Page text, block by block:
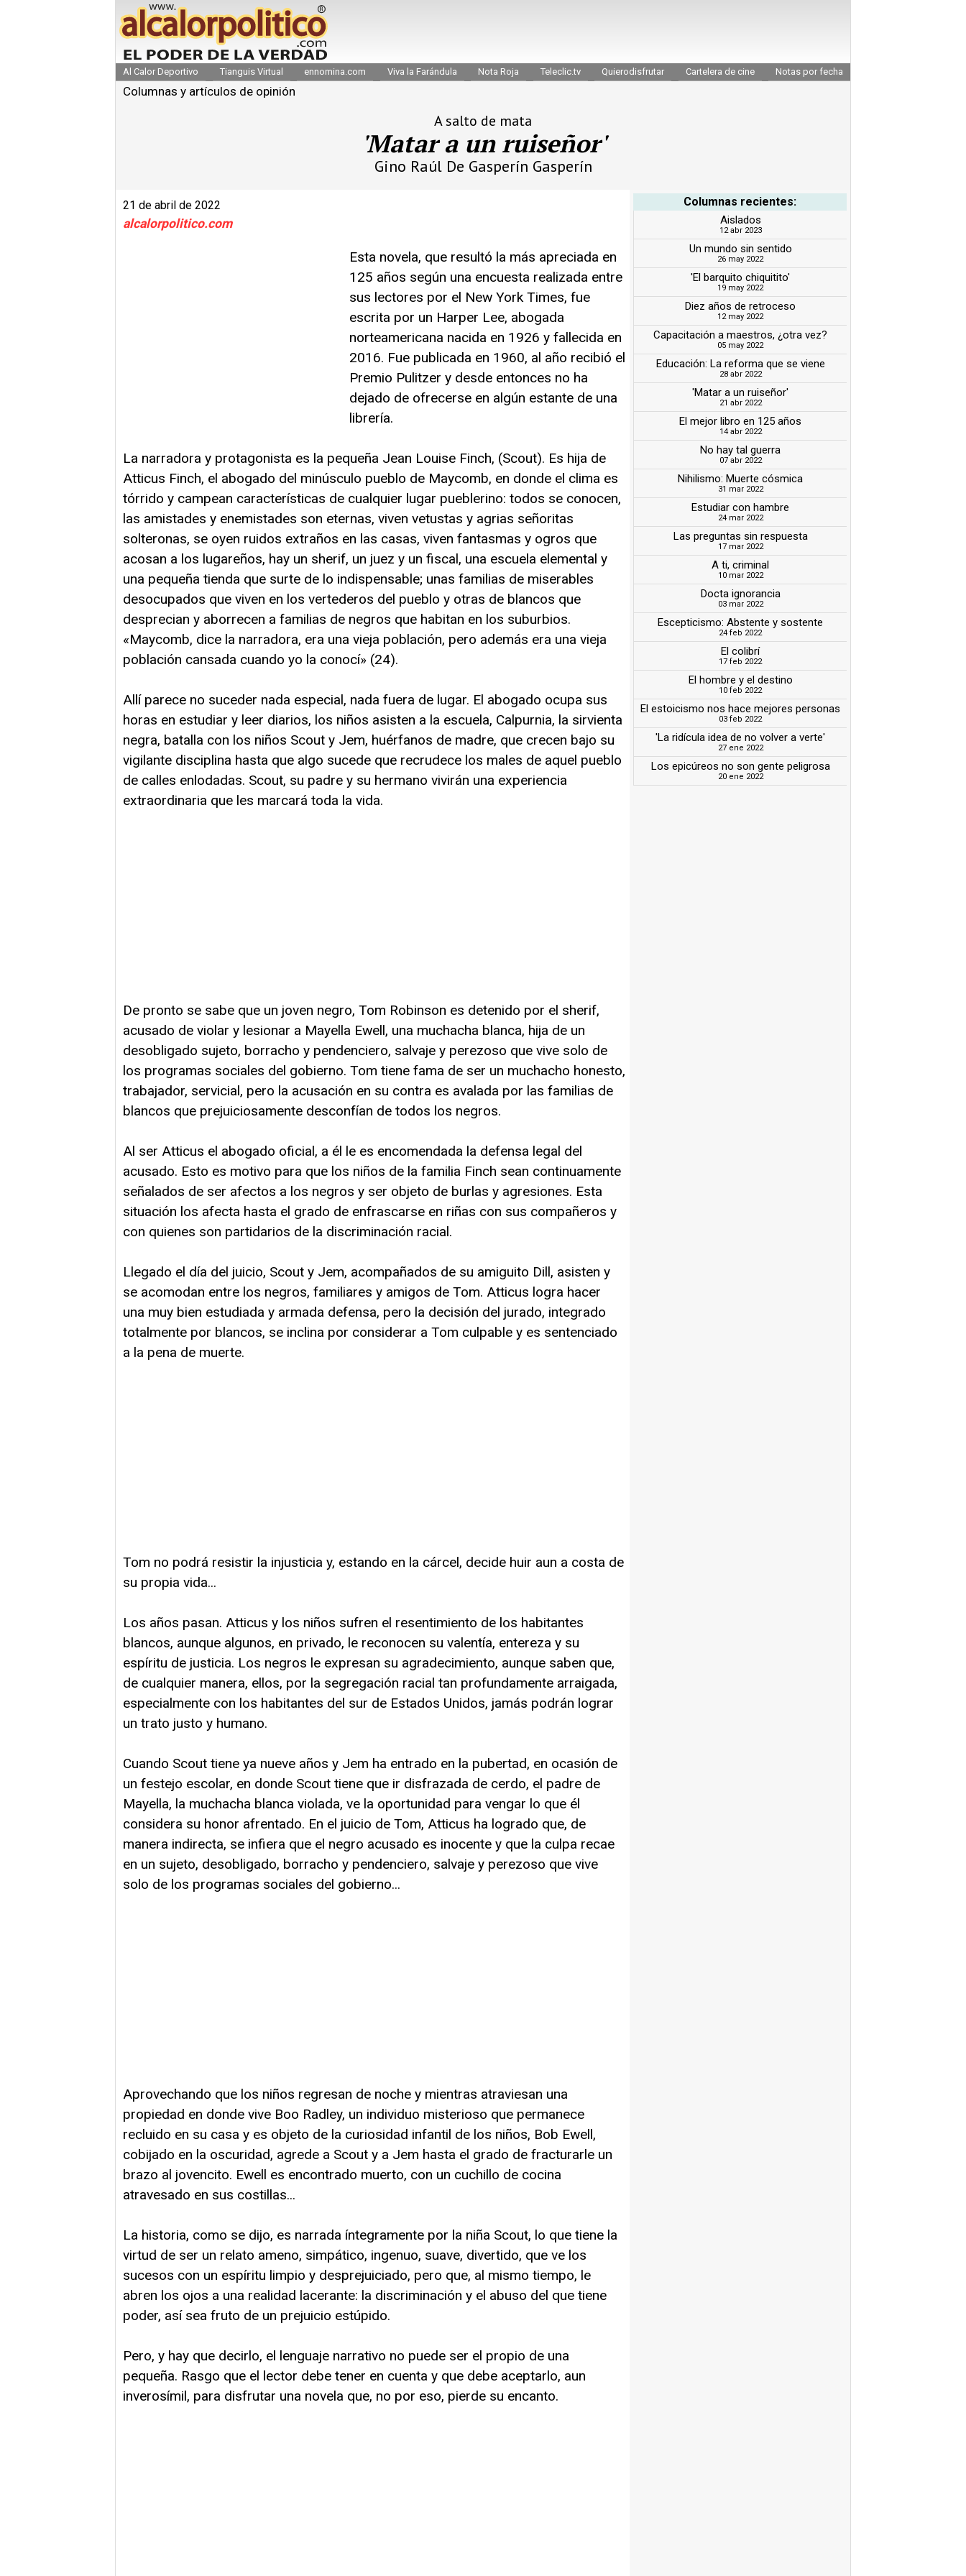
Al Calor Deportivo Tianguis Virtual ennomina.com Viva la Farándula Nota Roja Teleclic.tv Quierodisfrutar Cartelera de cine Notas por fecha
Columnas y artículos de opinión
A salto de mata
'Matar a un ruiseñor'
Gino Raúl De Gasperín Gasperín
21 de abril de 2022
alcalorpolitico.com
Esta novela, que resultó la más apreciada en
125 años según una encuesta realizada entre
sus lectores por el New York Times, fue
escrita por un Harper Lee, abogada
norteamericana nacida en 1926 y fallecida en
2016. Fue publicada en 1960, al año recibió el
Premio Pulitzer y desde entonces no ha
dejado de ofrecerse en algún estante de una
librería.
La narradora y protagonista es la pequeña Jean Louise Finch, (Scout). Es hija de
Atticus Finch, el abogado del minúsculo pueblo de Maycomb, en donde el clima es
tórrido y campean características de cualquier lugar pueblerino: todos se conocen,
las amistades y enemistades son eternas, viven vetustas y agrias señoritas
solteronas, se oyen ruidos extraños en las casas, viven fantasmas y ogros que
acosan a los lugareños, hay un sherif, un juez y un fiscal, una escuela elemental y
una pequeña tienda que surte de lo indispensable; unas familias de miserables
desocupados que viven en los vertederos del pueblo y otras de blancos que
desprecian y aborrecen a familias de negros que habitan en los suburbios.
«Maycomb, dice la narradora, era una vieja población, pero además era una vieja
población cansada cuando yo la conocí» (24).
Allí parece no suceder nada especial, nada fuera de lugar. El abogado ocupa sus
horas en estudiar y leer diarios, los niños asisten a la escuela, Calpurnia, la sirvienta
negra, batalla con los niños Scout y Jem, huérfanos de madre, que crecen bajo su
vigilante disciplina hasta que algo sucede que recrudece los males de aquel pueblo
de calles enlodadas. Scout, su padre y su hermano vivirán una experiencia
extraordinaria que les marcará toda la vida.
De pronto se sabe que un joven negro, Tom Robinson es detenido por el sherif,
acusado de violar y lesionar a Mayella Ewell, una muchacha blanca, hija de un
desobligado sujeto, borracho y pendenciero, salvaje y perezoso que vive solo de
los programas sociales del gobierno. Tom tiene fama de ser un muchacho honesto,
trabajador, servicial, pero la acusación en su contra es avalada por las familias de
blancos que prejuiciosamente desconfían de todos los negros.
Al ser Atticus el abogado oficial, a él le es encomendada la defensa legal del
acusado. Esto es motivo para que los niños de la familia Finch sean continuamente
señalados de ser afectos a los negros y ser objeto de burlas y agresiones. Esta
situación los afecta hasta el grado de enfrascarse en riñas con sus compañeros y
con quienes son partidarios de la discriminación racial.
Llegado el día del juicio, Scout y Jem, acompañados de su amiguito Dill, asisten y
se acomodan entre los negros, familiares y amigos de Tom. Atticus logra hacer
una muy bien estudiada y armada defensa, pero la decisión del jurado, integrado
totalmente por blancos, se inclina por considerar a Tom culpable y es sentenciado
a la pena de muerte.
Tom no podrá resistir la injusticia y, estando en la cárcel, decide huir aun a costa de
su propia vida...
Los años pasan. Atticus y los niños sufren el resentimiento de los habitantes
blancos, aunque algunos, en privado, le reconocen su valentía, entereza y su
espíritu de justicia. Los negros le expresan su agradecimiento, aunque saben que,
de cualquier manera, ellos, por la segregación racial tan profundamente arraigada,
especialmente con los habitantes del sur de Estados Unidos, jamás podrán lograr
un trato justo y humano.
Cuando Scout tiene ya nueve años y Jem ha entrado en la pubertad, en ocasión de
un festejo escolar, en donde Scout tiene que ir disfrazada de cerdo, el padre de
Mayella, la muchacha blanca violada, ve la oportunidad para vengar lo que él
considera su honor afrentado. En el juicio de Tom, Atticus ha logrado que, de
manera indirecta, se infiera que el negro acusado es inocente y que la culpa recae
en un sujeto, desobligado, borracho y pendenciero, salvaje y perezoso que vive
solo de los programas sociales del gobierno...
Aprovechando que los niños regresan de noche y mientras atraviesan una
propiedad en donde vive Boo Radley, un individuo misterioso que permanece
recluido en su casa y es objeto de la curiosidad infantil de los niños, Bob Ewell,
cobijado en la oscuridad, agrede a Scout y a Jem hasta el grado de fracturarle un
brazo al jovencito. Ewell es encontrado muerto, con un cuchillo de cocina
atravesado en sus costillas...
La historia, como se dijo, es narrada íntegramente por la niña Scout, lo que tiene la
virtud de ser un relato ameno, simpático, ingenuo, suave, divertido, que ve los
sucesos con un espíritu limpio y desprejuiciado, pero que, al mismo tiempo, le
abren los ojos a una realidad lacerante: la discriminación y el abuso del que tiene
poder, así sea fruto de un prejuicio estúpido.
Pero, y hay que decirlo, el lenguaje narrativo no puede ser el propio de una
pequeña. Rasgo que el lector debe tener en cuenta y que debe aceptarlo, aun
inverosímil, para disfrutar una novela que, no por eso, pierde su encanto.
Columnas recientes:
Aislados
12 abr 2023
Un mundo sin sentido
26 may 2022
'El barquito chiquitito'
19 may 2022
Diez años de retroceso
12 may 2022
Capacitación a maestros, ¿otra vez?
05 may 2022
Educación: La reforma que se viene
28 abr 2022
'Matar a un ruiseñor'
21 abr 2022
El mejor libro en 125 años
14 abr 2022
No hay tal guerra
07 abr 2022
Nihilismo: Muerte cósmica
31 mar 2022
Estudiar con hambre
24 mar 2022
Las preguntas sin respuesta
17 mar 2022
A ti, criminal
10 mar 2022
Docta ignorancia
03 mar 2022
Escepticismo: Abstente y sostente
24 feb 2022
El colibrí
17 feb 2022
El hombre y el destino
10 feb 2022
El estoicismo nos hace mejores personas
03 feb 2022
'La ridícula idea de no volver a verte'
27 ene 2022
Los epicúreos no son gente peligrosa
20 ene 2022